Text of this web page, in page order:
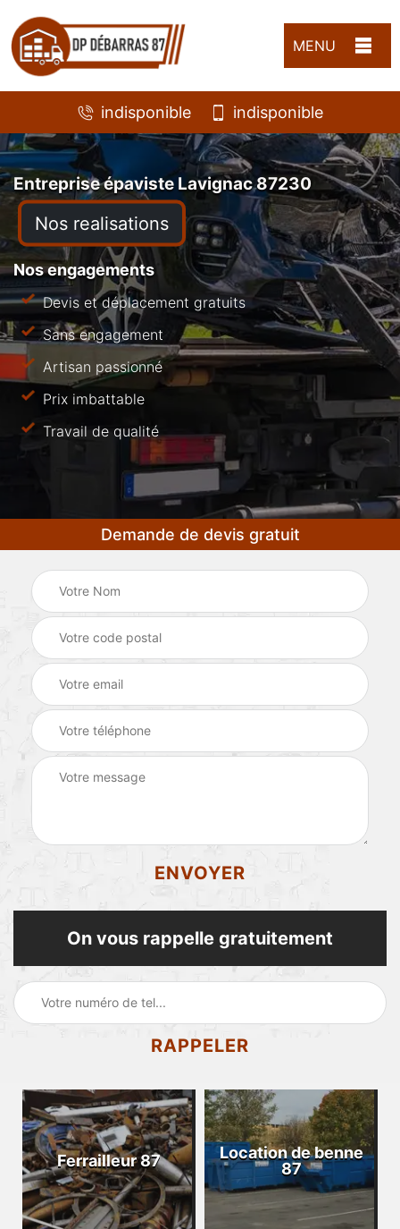
MENU
indisponible indisponible
Entreprise épaviste Lavignac 87230
Nos realisations
Nos engagements
Devis et déplacement gratuits
Sans engagement
Artisan passionné
Prix imbattable
Travail de qualité
Demande de devis gratuit
On vous rappelle gratuitement
Ferrailleur 87
Location de benne
87